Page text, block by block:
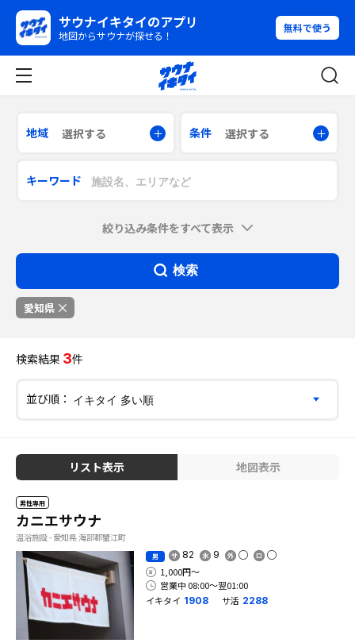
サウナイキタイのアプリ
地図からサウナが探せる！
無料で使う
地域 選択する 条件 選択する
キーワード
絞り込み条件をすべて表示
検索
愛知県
検索結果 3件
並び順：
リスト表示 地図表示
男性専用
カニエサウナ
温浴施設 - 愛知県 海部郡蟹江町
男 82 9
1,000円〜
営業中 08:00〜翌01:00
イキタイ 1908 サ活 2288